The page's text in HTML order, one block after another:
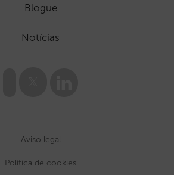
Blogue
Notícias
Aviso legal
Política de cookies